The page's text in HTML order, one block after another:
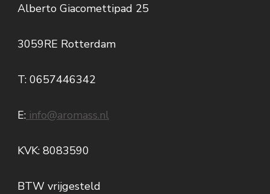
Alberto Giacomettipad 25
3059RE Rotterdam
T: 0657446342
E: info@aromass.nl
KVK: 8083590
BTW vrijgesteld